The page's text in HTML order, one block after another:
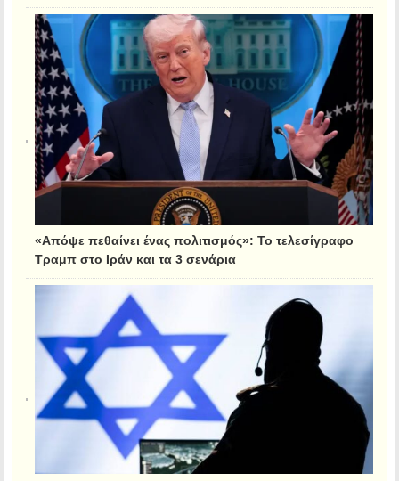
«Απόψε πεθαίνει ένας πολιτισμός»: Το τελεσίγραφο
Τραμπ στο Ιράν και τα 3 σενάρια